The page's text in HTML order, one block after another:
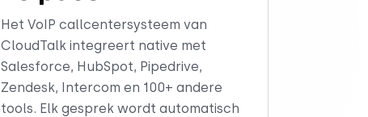
Het VoIP callcentersysteem van
CloudTalk integreert native met
Salesforce, HubSpot, Pipedrive,
Zendesk, Intercom en 100+ andere
tools. Elk gesprek wordt automatisch